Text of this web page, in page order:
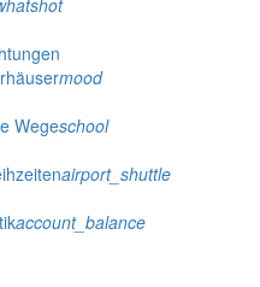
mood
Wegeschool
airport_shuttle
account_balance